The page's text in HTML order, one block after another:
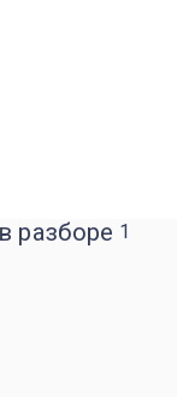
разборе 1